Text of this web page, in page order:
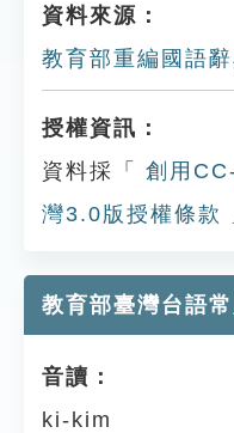
資料來源：
教育部重編國語
授權資訊：
資料採「
創用
灣3.0版授權條款
教育部臺灣台語
音讀：
ki-kim